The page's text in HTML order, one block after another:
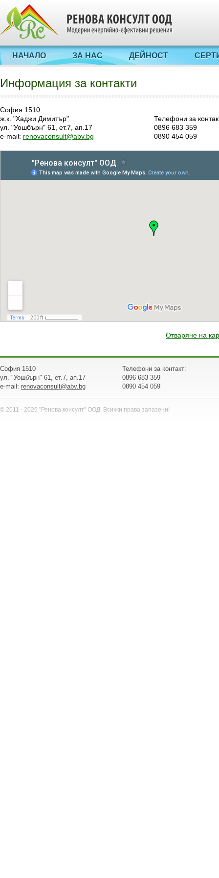
НАЧАЛО ЗА НАС ДЕЙНОСТ
Информация за контакти
София 1510
ж.к. "Хаджи Димитър"
ул. "Уошбърн" 61, ет.7, ап.17
e-mail: renovaconsult@abv.bg
Телефони за
0896 683 359
0890 454 059
Отваряне на
София 1510
ул. "Уошбърн" 61, ет.7, ап.17
e-mail: renovaconsult@abv.bg
Телефони за контакт:
0896 683 359
0890 454 059
© 2011 - 2026 "Ренова консулт" ООД. Всички права запазени!